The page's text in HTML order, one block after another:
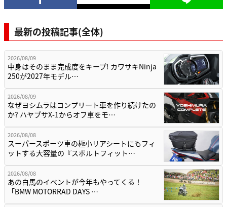
最新の投稿記事(全体)
2026/08/09
中身はそのまま完成度をキープ! カワサキNinja
250が2027年モデル…
2026/08/09
なぜヨシムラはコンプリート車を作り続けたの
か? ハヤブサX-1からオフ車をモ…
2026/08/08
スーパースポーツ車の極小リアシートにもフィ
ットする大容量の『スポルトフィット…
2026/08/08
あの白馬のイベントが今年もやってくる！
「BMW MOTORRAD DAYS …